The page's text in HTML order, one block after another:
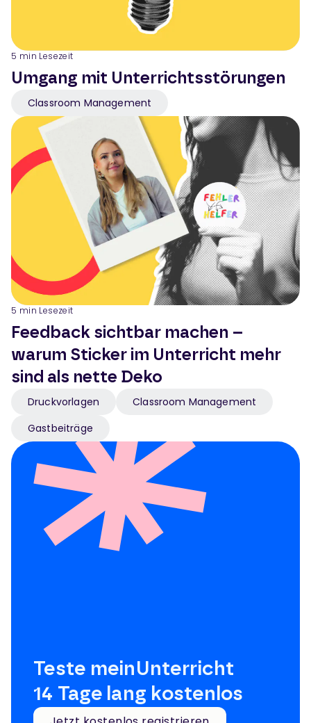
5 min Lesezeit
Umgang mit Unterrichtsstörungen
Classroom Management
5 min Lesezeit
Feedback sichtbar machen –
warum Sticker im Unterricht mehr
sind als nette Deko
Druckvorlagen
Classroom Management
Gastbeiträge
Teste meinUnterricht
14 Tage lang kostenlos